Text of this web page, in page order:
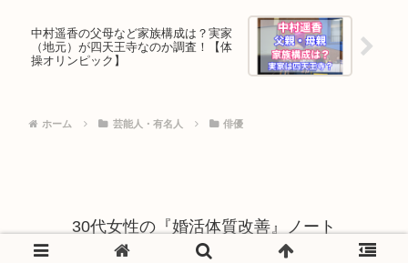
中村遥香の父母など家族構成は？実家
（地元）が四天王寺なのか調査！【体
操オリンピック】
ホーム 芸能人・有名人 俳優
30代女性の『婚活体質改善』ノート
© 2023 30代女性の『婚活体質改善』ノート.